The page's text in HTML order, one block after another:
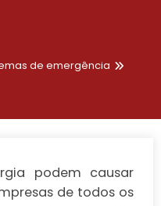
de emergência
podem causar
de todos os